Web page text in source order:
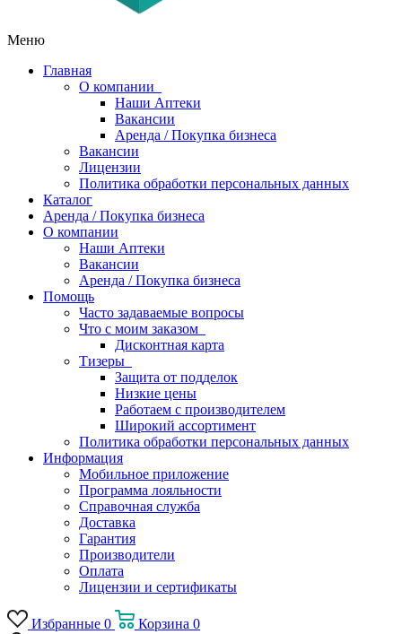
Меню
Главная
О компании
Наши Аптеки
Вакансии
Аренда / Покупка бизнеса
Вакансии
Лицензии
Политика обработки персональных данных
Каталог
Аренда / Покупка бизнеса
О компании
Наши Аптеки
Вакансии
Аренда / Покупка бизнеса
Помощь
Часто задаваемые вопросы
Что с моим заказом
Дисконтная карта
Тизеры
Защита от подделок
Низкие цены
Работаем с производителем
Широкий ассортимент
Политика обработки персональных данных
Информация
Мобильное приложение
Программа лояльности
Справочная служба
Доставка
Гарантия
Производители
Оплата
Лицензии и сертификаты
Избранные 0 Корзина 0